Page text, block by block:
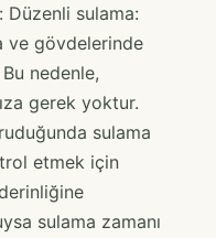
Düzenli sulama:
ve gövdelerinde
nedenle,
gerek yoktur.
sulama
etmek için
sulama zamanı